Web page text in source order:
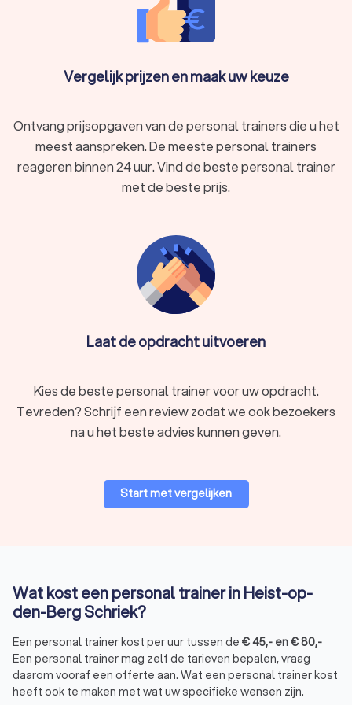
u altijd iemand die u aanspoort, zelfs op dagen dat u zelf
weinig zin heeft.
Flexibiliteit
Het maakt niet uit of u kiest voor een gym personal trainer,
een personal trainer aan huis of een online fitnesscoach, u
traint waar en wanneer het u uitkomt.
Variatie in uw trainingen
Een goede fitnesscoach zorgt ervoor dat uw trainingen nooit
saai worden. Afwisseling houdt u gemotiveerd en voorkomt
dat uw vooruitgang stagneert.
Welke doelen bereikt u met een personal
Met personal training in Heist-op-den-Berg Schriek bereikt u
veel meer dan u denkt. Hier zijn enkele voorbeelden:
Afvallen:verbrand vet en verbeter uw eetgewoonten
met een persoonlijk plan.
Conditie verbeteren:verhoog uw uithoudingsvermogen
via cardio en intervaltraining.
marathon, triatlon of andere sportwedstrijd.
Personal training voor vrouwen:
meer gemak.
Vergelijk prijzen en maak uw keuze
Ontvang prijsopgaven van de personal trainers die u het
meest aanspreken. De meeste personal trainers
reageren binnen 24 uur. Vind de beste personal trainer
met de beste prijs.
Laat de opdracht uitvoeren
Kies de beste personal trainer voor uw opdracht.
Tevreden? Schrijf een review zodat we ook bezoekers
na u het beste advies kunnen geven.
Start met vergelijken
Wat kost een personal trainer in Heist-op-
den-Berg Schriek?
Een personal trainer kost per uur tussen de €45,- en€80,-
Een personal trainer mag zelf de tarieven bepalen, vraag
daarom vooraf een offerte aan. Wat een personal trainer kost
heeft ook te maken met wat uw specifieke wensen zijn.